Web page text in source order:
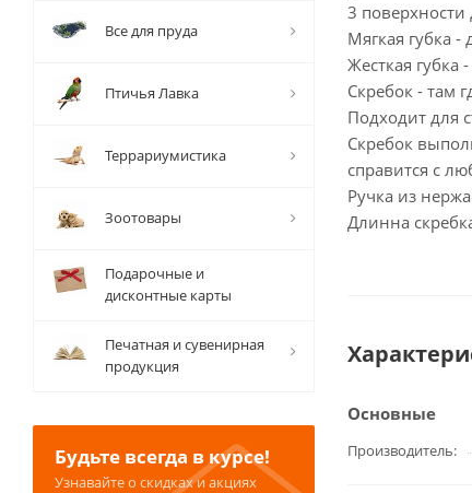
3 поверхности
Мягкая губка
Жесткая губка
Скребок - там
Подходит для
Скребок
справится с
Ручка из
Длинна
Основные
Производитель
Все для пруда
Птичья Лавка
Террариумистика
Зоотовары
Подарочные и
дисконтные карты
Печатная и сувенирная
продукция
Будьте всегда в курсе!
Узнавайте о скидках и акциях